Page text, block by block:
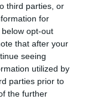
third parties, or
for
opt-out
that after your
seeing
utilized by
parties prior to
the further